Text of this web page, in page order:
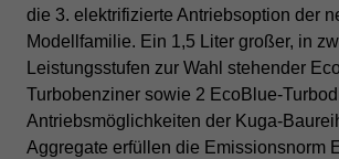
die 3. elektrifizierte Antriebsoption der
Modellfamilie. Ein 1,5 Liter großer, in
Leistungsstufen zur Wahl stehender
Turbobenziner sowie 2 EcoBlue-
Antriebsmöglichkeiten der Kuga-
Aggregate erfüllen die Emissionsnorm